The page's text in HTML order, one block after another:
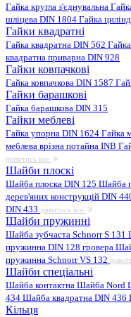
Гайка кругла з'єднувальна
шліцева DIN 1804 Гайка
Гайки квадратні
Гайка квадратна DIN 562
квадратна приварна DIN 928
Гайки ковпачкові
Гайка ковпачкова DIN 1587
Гайки барашкові
Гайка барашкова DIN 315
Гайки меблеві
Гайка упорна DIN 1624 Гайка
меблева врізна потайна INB
дивитись все
Шайби плоскі
Шайба плоска DIN 125 Шайба
дерев'яних конструкцій DIN
DIN 433 дивитись все
Шайби пружинні
Шайба зубчаста Schnorr S 131
пружинна DIN 128 гровера
пружинна Schnorr VS 132
Шайби спеціальні
Шайба контактна Шайба Nord
434 Шайба квадратна DIN 436
Кільця